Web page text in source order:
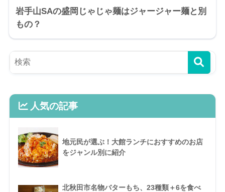
岩手山SAの盛岡じゃじゃ麺はジャージャー麺と別
もの？
人気の記事
地元民が選ぶ！大館ランチにおすすめのお店
をジャンル別に紹介
北秋田市名物バターもち、23種類＋6を食べ